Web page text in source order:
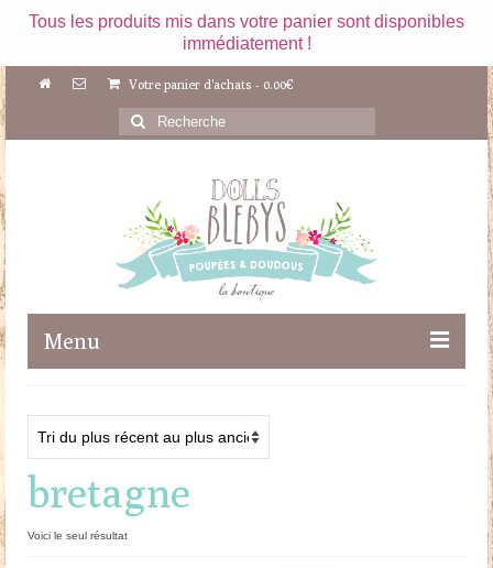
Tous les produits mis dans votre panier sont disponibles
immédiatement !
Votre panier d'achats - 0.00€
Rechercher
:
Menu
Maileg
Poupées
Doudous
bretagne
Voici le seul résultat